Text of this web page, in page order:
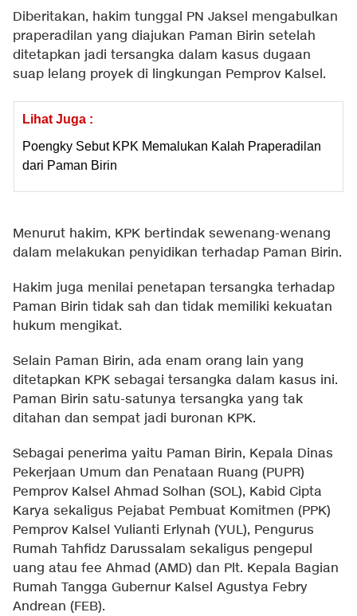
Diberitakan, hakim tunggal PN Jaksel mengabulkan
praperadilan yang diajukan Paman Birin setelah
ditetapkan jadi tersangka dalam kasus dugaan
suap lelang proyek di lingkungan Pemprov Kalsel.
Lihat Juga :
Poengky Sebut KPK Memalukan Kalah Praperadilan
dari Paman Birin
Menurut hakim, KPK bertindak sewenang-wenang
dalam melakukan penyidikan terhadap Paman Birin.
Hakim juga menilai penetapan tersangka terhadap
Paman Birin tidak sah dan tidak memiliki kekuatan
hukum mengikat.
Selain Paman Birin, ada enam orang lain yang
ditetapkan KPK sebagai tersangka dalam kasus ini.
Paman Birin satu-satunya tersangka yang tak
ditahan dan sempat jadi buronan KPK.
Sebagai penerima yaitu Paman Birin, Kepala Dinas
Pekerjaan Umum dan Penataan Ruang (PUPR)
Pemprov Kalsel Ahmad Solhan (SOL), Kabid Cipta
Karya sekaligus Pejabat Pembuat Komitmen (PPK)
Pemprov Kalsel Yulianti Erlynah (YUL), Pengurus
Rumah Tahfidz Darussalam sekaligus pengepul
uang atau fee Ahmad (AMD) dan Plt. Kepala Bagian
Rumah Tangga Gubernur Kalsel Agustya Febry
Andrean (FEB).